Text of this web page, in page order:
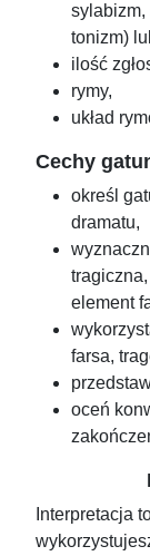
sylabizm,
tonizm)
ilość
rymy,
układ
Cechy
określ
dramatu,
element
farsa,
oceń
Interpretacja